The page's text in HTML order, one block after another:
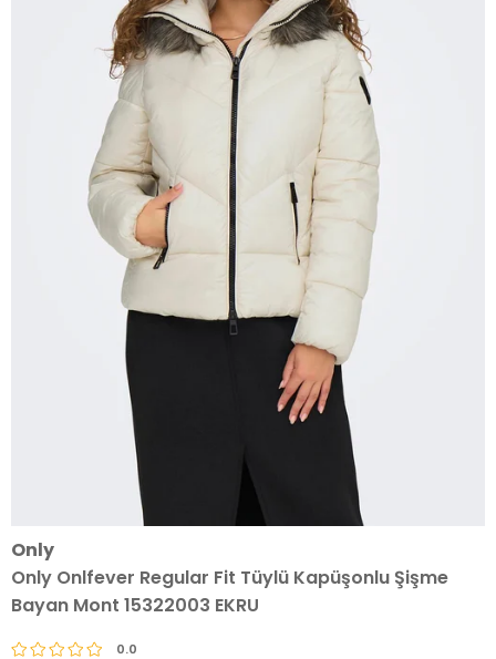
Only
Only Onlfever Regular Fit Tüylü Kapüşonlu Şişme
Bayan Mont 15322003 EKRU
0.0